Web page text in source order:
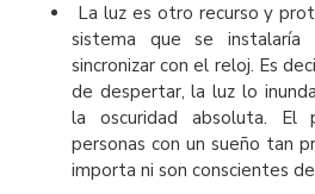
La luz es otro recurso y
sistema que se instalaría
sincronizar con el reloj. Es
de despertar, la luz lo
la oscuridad absoluta. El
personas con un sueño tan
importa ni son conscientes